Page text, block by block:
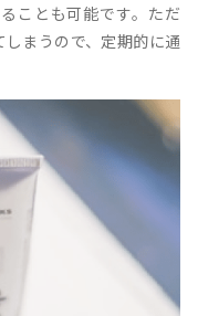
ことも可能です。ただ
まうので、定期的に通